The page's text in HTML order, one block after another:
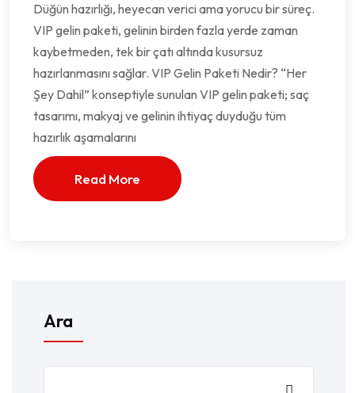
Düğün hazırlığı, heyecan verici ama yorucu bir süreç.
VIP gelin paketi, gelinin birden fazla yerde zaman
kaybetmeden, tek bir çatı altında kusursuz
hazırlanmasını sağlar. VIP Gelin Paketi Nedir? “Her
Şey Dahil” konseptiyle sunulan VIP gelin paketi; saç
tasarımı, makyaj ve gelinin ihtiyaç duyduğu tüm
hazırlık aşamalarını
Read More
Ara